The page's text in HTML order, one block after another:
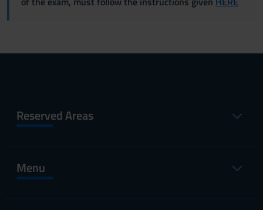
Reserved Areas
Menu